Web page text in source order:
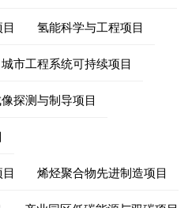
氢能科学与工程项目
城市工程系统可持续项目
探测与制导项目
烯烃聚合物先进制造项目